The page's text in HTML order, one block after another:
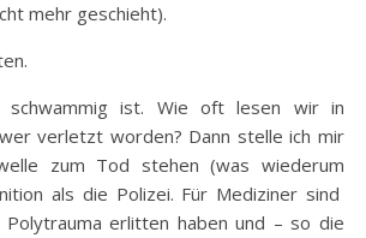
mehr geschieht).
ist. Wie oft lesen wir in
verletzt worden? Dann stelle ich mir
zum Tod stehen (was wiederum
als die Polizei. Für Mediziner sind
erlitten haben und – so die